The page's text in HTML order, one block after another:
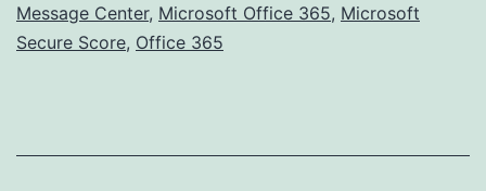
365
Message Center, Microsoft Office 365, Microsoft
Secure Score, Office 365